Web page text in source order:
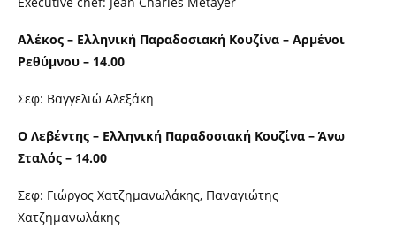
Αλέκος – Ελληνική Παραδοσιακή Κουζίνα – Αρμένοι
Ρεθύμνου – 14.00
Σεφ: Βαγγελιώ Αλεξάκη
Ο Λεβέντης – Ελληνική Παραδοσιακή Κουζίνα – Άνω
Σταλός – 14.00
Σεφ: Γιώργος Χατζημανωλάκης, Παναγιώτης
Χατζημανωλάκης